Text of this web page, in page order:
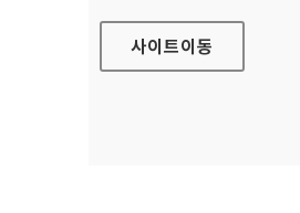
사이트이동